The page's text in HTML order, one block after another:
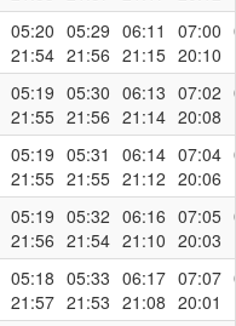
05:20
21:54
05:29
21:56
06:11
21:15
07:00
20:10
05:19
21:55
05:30
21:56
06:13
21:14
07:02
20:08
05:19
21:55
05:31
21:55
06:14
21:12
07:04
20:06
05:19
21:56
05:32
21:54
06:16
21:10
07:05
20:03
05:18
21:57
05:33
21:53
06:17
21:08
07:07
20:01